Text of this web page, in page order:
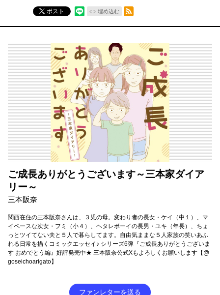
ポスト 埋め込む
RSSフィード
ご成長ありがとうございます～三本家ダイア
リー～
三本阪奈
関西在住の三本阪奈さんは、３児の母。変わり者の長女・ケイ（中１）、マ
イペースな次女・フミ（小４）、ヘタレボーイの長男・ユキ（年長）、ちょ
っとツイてない夫と５人で暮らしてます。自由気ままな５人家族の笑いあふ
れる日常を描くコミックエッセイ♪ シリーズ6弾『ご成長ありがとうございま
す おめでとう編』好評発売中★ 三本阪奈公式Xもよろしくお願いします【@
goseichoarigato】
ファンレターを送る